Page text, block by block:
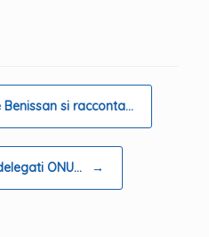
Benissan si racconta…
ONU… →